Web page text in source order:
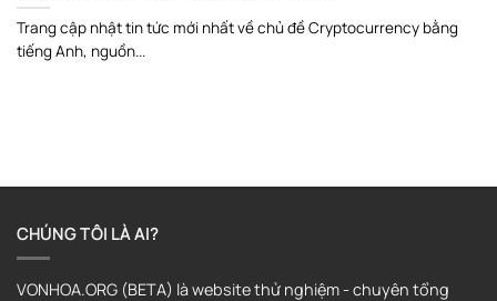
Trang cập nhật tin tức mới nhất về chủ đề Cryptocurrency bằng
tiếng Anh, nguồn...
CHÚNG TÔI LÀ AI?
VONHOA.ORG (BETA) là website thử nghiệm - chuyên tổng